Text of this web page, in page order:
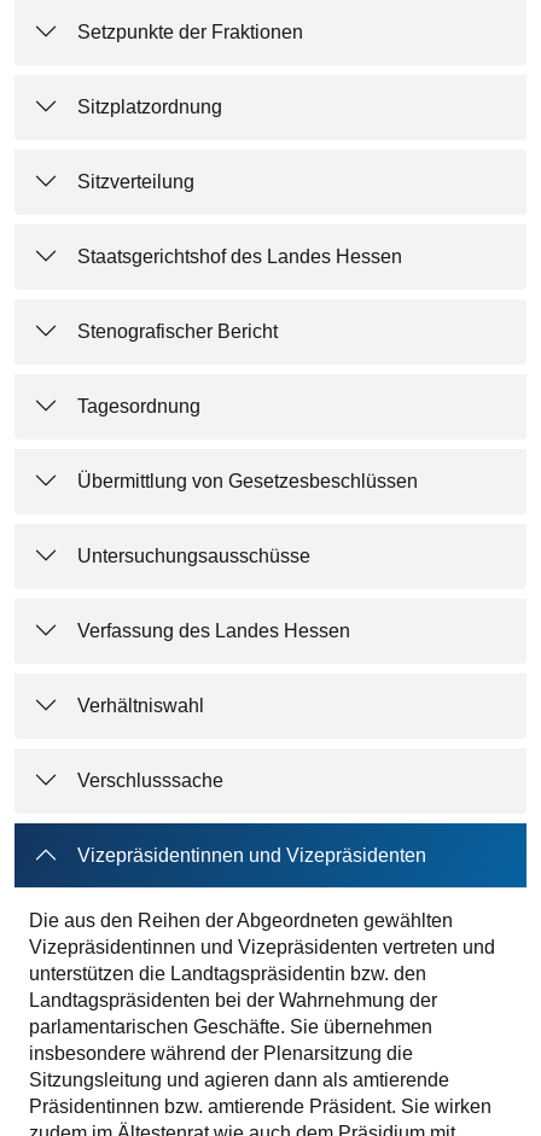
Setzpunkte der Fraktionen
Sitzplatzordnung
Sitzverteilung
Staatsgerichtshof des Landes Hessen
Stenografischer Bericht
Tagesordnung
Übermittlung von Gesetzesbeschlüssen
Untersuchungsausschüsse
Verfassung des Landes Hessen
Verhältniswahl
Verschlusssache
Vizepräsidentinnen und Vizepräsidenten
Die aus den Reihen der Abgeordneten gewählten
Vizepräsidentinnen und Vizepräsidenten vertreten und
unterstützen die Landtagspräsidentin bzw. den
Landtagspräsidenten bei der Wahrnehmung der
parlamentarischen Geschäfte. Sie übernehmen
insbesondere während der Plenarsitzung die
Sitzungsleitung und agieren dann als amtierende
Präsidentinnen bzw. amtierende Präsident. Sie wirken